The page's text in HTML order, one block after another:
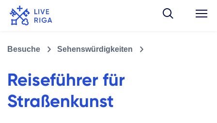
Besuche Sehenswürdigkeiten
Reiseführer für
Straßenkunst